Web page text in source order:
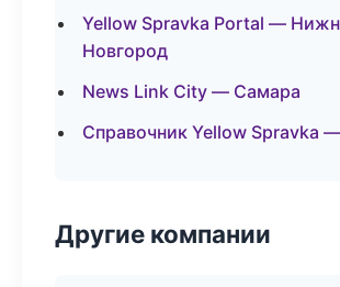
Yellow Spravka Portal —
Новгород
News Link City — Самара
Справочник Yellow Spravka
Другие компании